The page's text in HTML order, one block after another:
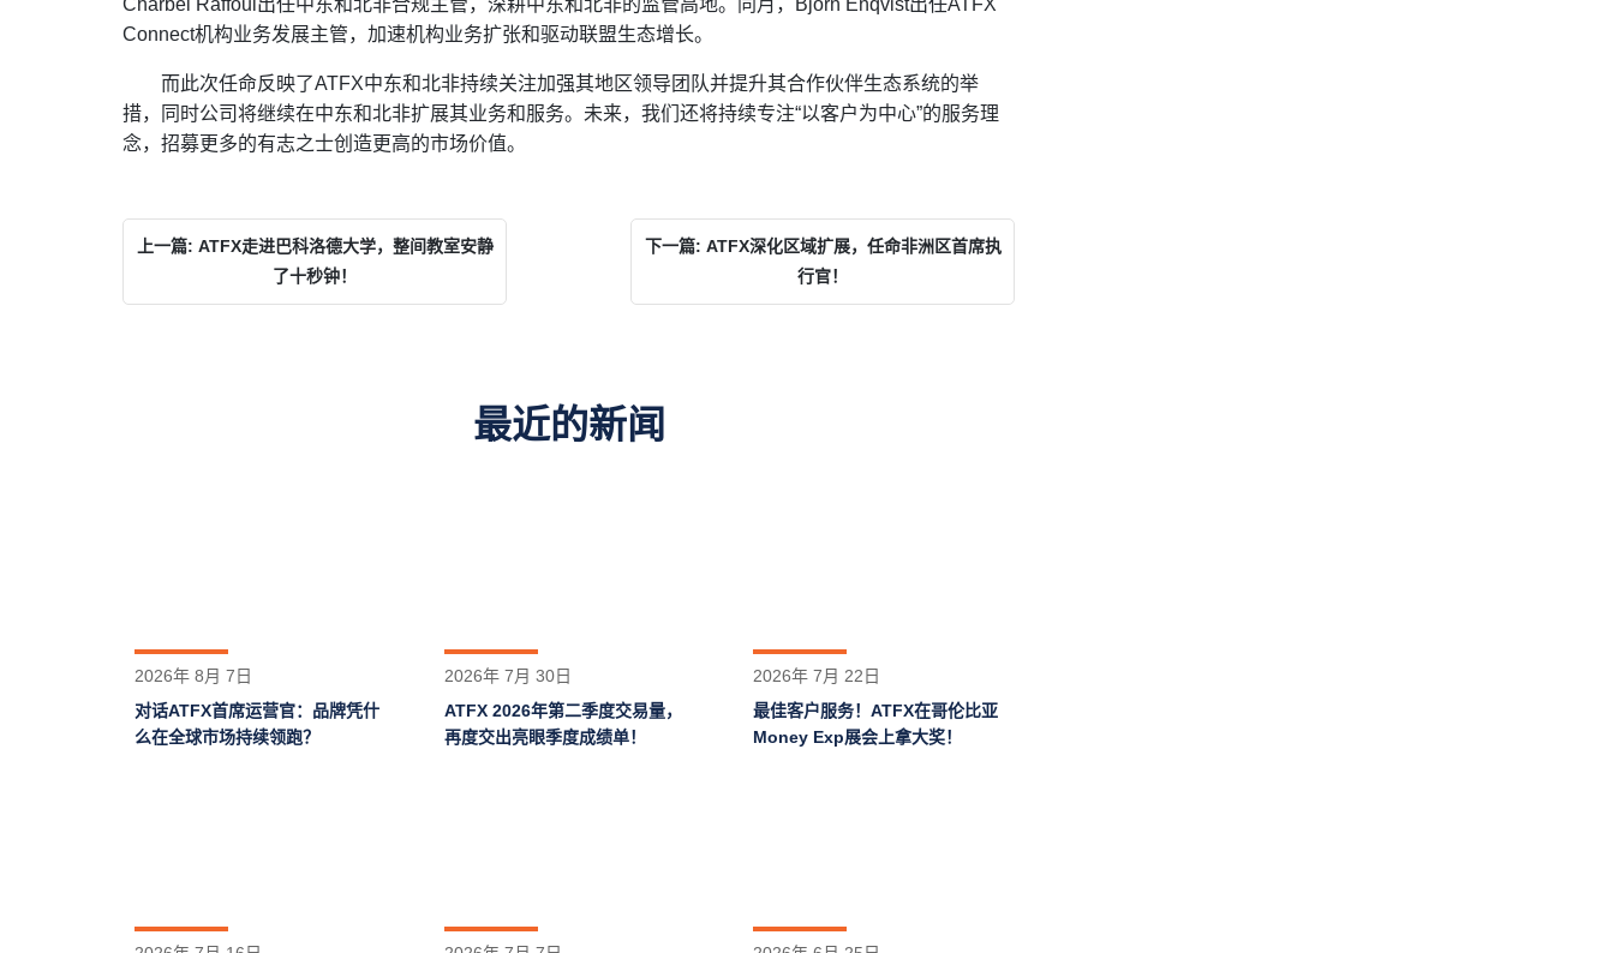
Charbel Raffoul出任中东和北非合规主管，深耕中东和北非的监管高地。同月，Bjorn Enqvist出任ATFX
Connect机构业务发展主管，加速机构业务扩张和驱动联盟生态增长。
而此次任命反映了ATFX中东和北非持续关注加强其地区领导团队并提升其合作伙伴生态系统的举
措，同时公司将继续在中东和北非扩展其业务和服务。未来，我们还将持续专注“以客户为中心”的服务理
念，招募更多的有志之士创造更高的市场价值。
上一篇: ATFX走进巴科洛德大学，整间教室安静
了十秒钟！
下一篇: ATFX深化区域扩展，任命非洲区首席执
行官！
最近的新闻
2026年 8月 7日
对话ATFX首席运营官：品牌凭什
么在全球市场持续领跑？
2026年 7月 30日
ATFX 2026年第二季度交易量，
再度交出亮眼季度成绩单！
2026年 7月 22日
最佳客户服务！ATFX在哥伦比亚
Money Exp展会上拿大奖！